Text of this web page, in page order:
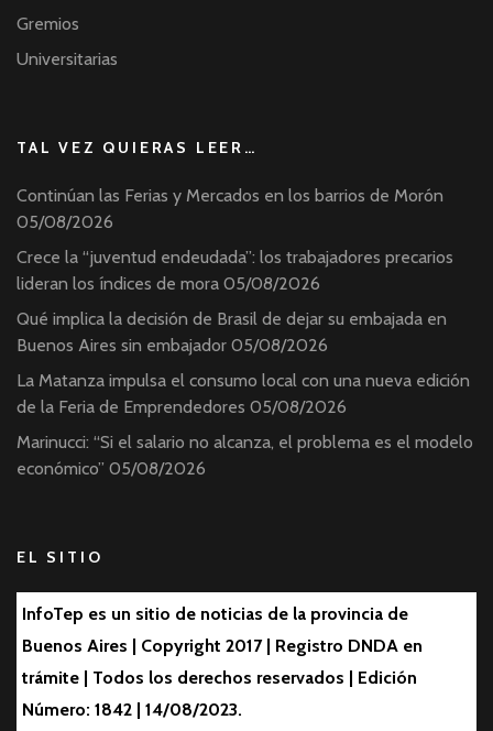
Gremios
Universitarias
TAL VEZ QUIERAS LEER…
Continúan las Ferias y Mercados en los barrios de Morón
05/08/2026
Crece la “juventud endeudada”: los trabajadores precarios
lideran los índices de mora 05/08/2026
Qué implica la decisión de Brasil de dejar su embajada en
Buenos Aires sin embajador 05/08/2026
La Matanza impulsa el consumo local con una nueva edición
de la Feria de Emprendedores 05/08/2026
Marinucci: “Si el salario no alcanza, el problema es el modelo
económico” 05/08/2026
EL SITIO
InfoTep es un sitio de noticias de la provincia de
Buenos Aires | Copyright 2017 | Registro DNDA en
trámite | Todos los derechos reservados | Edición
Número: 1842 | 14/08/2023.